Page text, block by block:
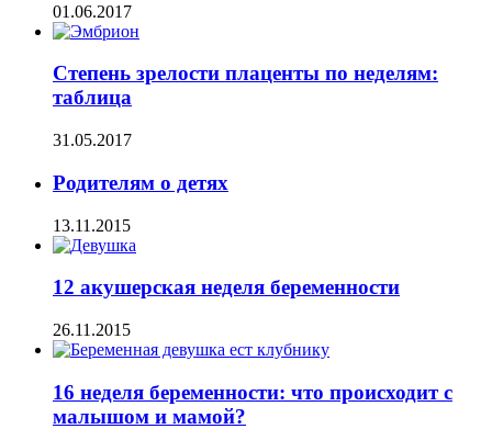
01.06.2017
Степень зрелости плаценты по неделям:
таблица
31.05.2017
Родителям о детях
13.11.2015
12 акушерская неделя беременности
26.11.2015
16 неделя беременности: что происходит с
малышом и мамой?